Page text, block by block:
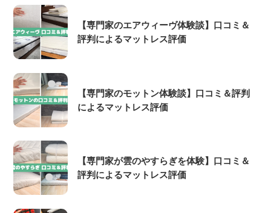
【専門家のエアウィーヴ体験談】口コミ＆
評判によるマットレス評価
【専門家のモットン体験談】口コミ＆評判
によるマットレス評価
【専門家が雲のやすらぎを体験】口コミ＆
評判によるマットレス評価